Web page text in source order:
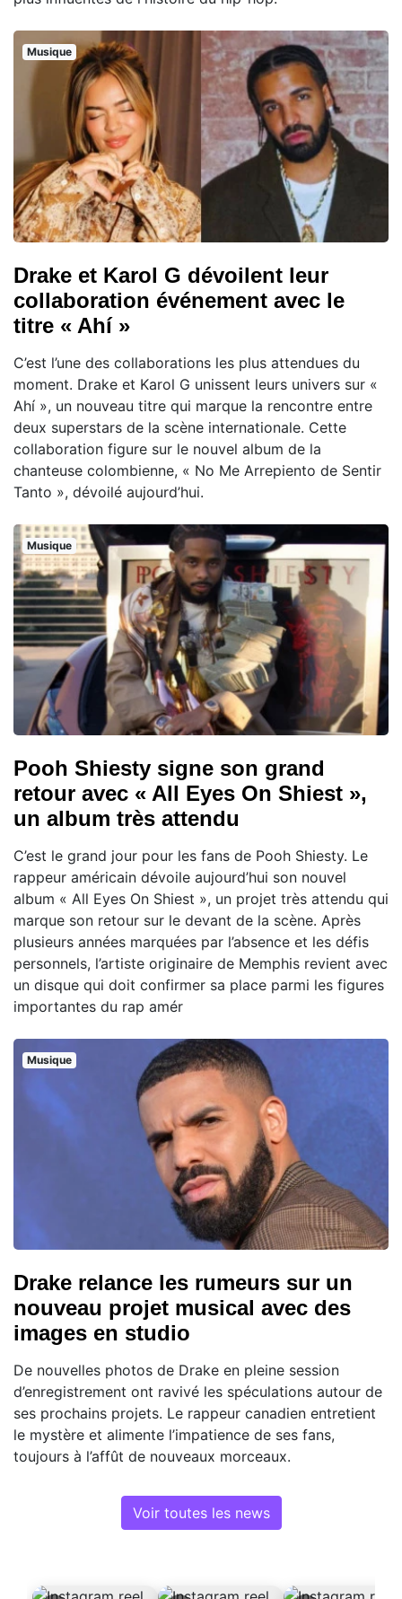
Musique
Drake et Karol G dévoilent leur
collaboration événement avec le
titre « Ahí »
C’est l’une des collaborations les plus attendues du
moment. Drake et Karol G unissent leurs univers sur «
Ahí », un nouveau titre qui marque la rencontre entre
deux superstars de la scène internationale. Cette
collaboration figure sur le nouvel album de la
chanteuse colombienne, « No Me Arrepiento de Sentir
Tanto », dévoilé aujourd’hui.
Musique
Pooh Shiesty signe son grand
retour avec « All Eyes On Shiest »,
un album très attendu
C’est le grand jour pour les fans de Pooh Shiesty. Le
rappeur américain dévoile aujourd’hui son nouvel
album « All Eyes On Shiest », un projet très attendu qui
marque son retour sur le devant de la scène. Après
plusieurs années marquées par l’absence et les défis
personnels, l’artiste originaire de Memphis revient avec
un disque qui doit confirmer sa place parmi les figures
importantes du rap amér
Musique
Drake relance les rumeurs sur un
nouveau projet musical avec des
images en studio
De nouvelles photos de Drake en pleine session
d’enregistrement ont ravivé les spéculations autour de
ses prochains projets. Le rappeur canadien entretient
le mystère et alimente l’impatience de ses fans,
toujours à l’affût de nouveaux morceaux.
Voir toutes les news